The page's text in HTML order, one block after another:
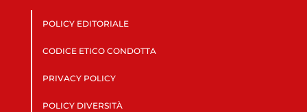
POLICY EDITORIALE
CODICE ETICO CONDOTTA
PRIVACY POLICY
POLICY DIVERSITÀ